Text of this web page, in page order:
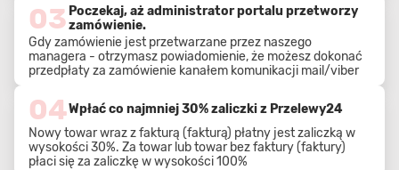
03 Poczekaj, aż administrator portalu przetworzy
zamówienie.
Gdy zamówienie jest przetwarzane przez naszego
managera - otrzymasz powiadomienie, że możesz dokonać
przedpłaty za zamówienie kanałem komunikacji mail/viber
04Wpłać co najmniej 30% zaliczki z Przelewy24
Nowy towar wraz z fakturą (fakturą) płatny jest zaliczką w
wysokości 30%. Za towar lub towar bez faktury (faktury)
płaci się za zaliczkę w wysokości 100%